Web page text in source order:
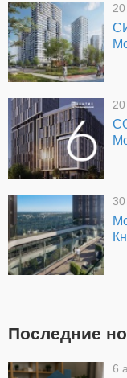
Последние
6